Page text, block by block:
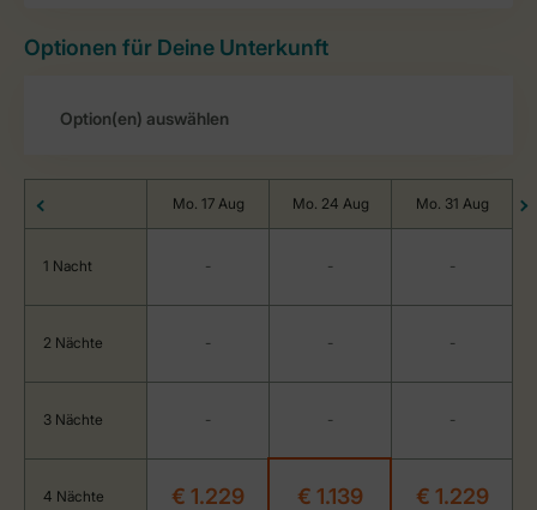
Optionen für Deine Unterkunft
Mo. 17 Aug Mo. 24 Aug Mo. 31 Aug
1 Nacht - - -
2 Nächte - - -
3 Nächte - - -
4 Nächte € 1.229 € 1.139 € 1.229